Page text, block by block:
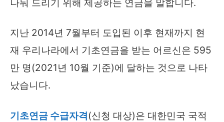
나눠 드리기 위해 제공하는 연금을 말합니다.
지난 2014년 7월부터 도입된 이후 현재까지 현
재 우리나라에서 기초연금을 받는 어르신은 595
만 명(2021년 10월 기준)에 달하는 것으로 나타
났습니다.
기초연금 수급자격(신청 대상)은 대한민국 국적